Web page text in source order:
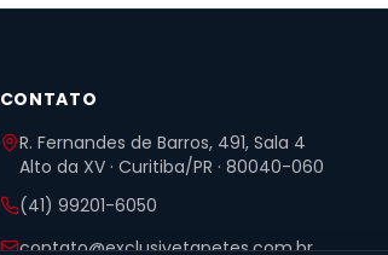
CONTATO
R. Fernandes de Barros, 491, Sala 4
Alto da XV · Curitiba/PR · 80040-060
(41) 99201-6050
contato@exclusivetapetes.com.br